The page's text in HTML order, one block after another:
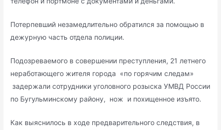
Потерпевший незамедлительно обратился за помощью в
дежурную часть отдела полиции.
Подозреваемого в совершении преступления, 21 летнего
неработающего жителя города «по горячим следам»
задержали сотрудники уголовного розыска УМВД России
по Бугульминскому району, нож и похищенное изъято.
Как выяснилось в ходе предварительного следствия, в